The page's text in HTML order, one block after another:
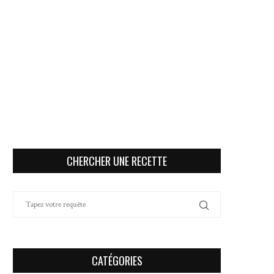
CHERCHER UNE RECETTE
CATÉGORIES